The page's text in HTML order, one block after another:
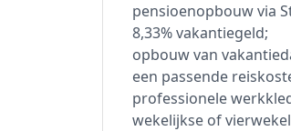
pensioenopbouw via
8,33% vakantiegeld;
opbouw van
een passende
professionele
wekelijkse of